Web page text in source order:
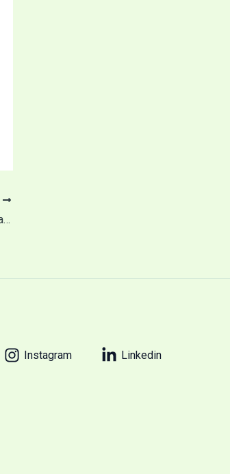
Kompani “OSA Termosistemi” prezanton makineritë e veta para anëtarëve te ORGANIKA
Instagram Linkedin